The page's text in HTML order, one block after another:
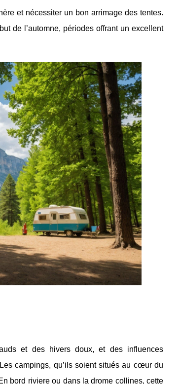
et nécessiter un bon arrimage des tentes.
de l’automne, périodes offrant un excellent
et des hivers doux, et des influences
campings, qu’ils soient situés au cœur du
bord riviere ou dans la drome collines, cette